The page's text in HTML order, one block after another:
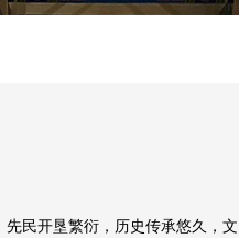
民开垦繁衍，历史传承悠久，文